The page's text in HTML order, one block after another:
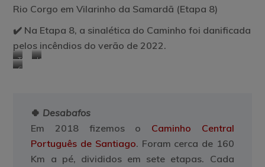
Rio Corgo em Vilarinho da Samardã (Etapa 8)
✔️ Na Etapa 8, a sinalética do Caminho foi danificada
pelos incêndios do verão de 2022.
Turismo
de
Igreja
Cristas
🍀 Desabafos
Em 2018 fizemos o Caminho Central
Português de Santiago. Foram cerca de 160
Km a pé, divididos em sete etapas. Cada